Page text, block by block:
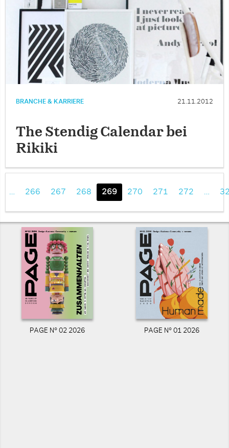
BRANCHE & KARRIERE 21.11.2012
The Stendig Calendar bei
Rikiki
… 266 267 268 269 270 271 272 …
PAGE N° 02 2026 PAGE N° 01 2026